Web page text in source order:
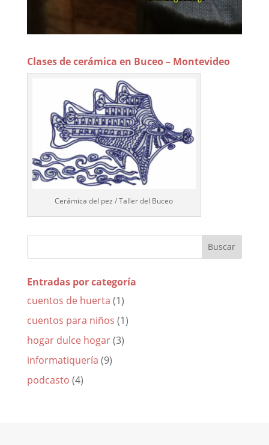
Clases de cerámica en Buceo – Montevideo
Cerámica del pez / Taller del Buceo
Entradas por categoría
cuentos de huerta (1)
cuentos para niños (1)
hogar dulce hogar(3)
informatiquería (9)
podcasto (4)